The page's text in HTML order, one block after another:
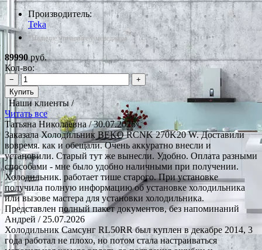
Производитель:
Teka
*Наличие уточняйте у менеджера
89990руб.
Кол-во:
−
+
Купить
Наши клиенты /
Читать все
Татьяна Николаевна/ 30.07.2026
Заказала Холодильник BEKO RCNK 270K20 W. Доставили
вовремя. как и обещали. Очень аккуратно внесли и
установили. Старый тут же вынесли. Удобно. Оплата разными
способами - мне было удобно наличными при получении.
Холодильник. работает тише старого. При установке
получила полную информацию об установке холодильника
или вызове мастера для установки холодильника.
Представлен полный пакет документов, без напоминаний
Андрей / 25.07.2026
Холодильник Самсунг RL50RR был куплен в декабре 2014, 3
года работал не плохо, но потом стала настраиваться